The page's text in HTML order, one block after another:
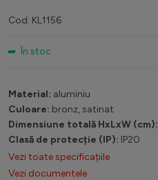
Cod: KL1156
În stoc
Material: aluminiu
Culoare: bronz, satinat
Dimensiune totală HxLxW (cm):
Clasă de protecție (IP): IP20
Vezi toate specificațiile
Vezi documentele